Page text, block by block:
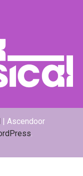
| Ascendoor
.